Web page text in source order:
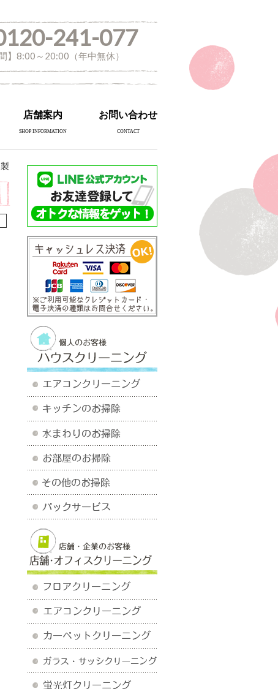
241-077
】8:00～20:00（年中無休）
店舗案内
SHOP INFORMATION
お問い合わせ
CONTACT